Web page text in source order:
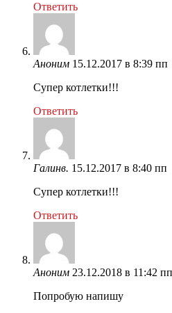
Ответить
Аноним 15.12.2017 в 8:39 пп
Супер котлетки!!!
Ответить
Галинв. 15.12.2017 в 8:40 пп
Супер котлетки!!!
Ответить
Аноним 23.12.2018 в 11:42 пп
Попробую напишу